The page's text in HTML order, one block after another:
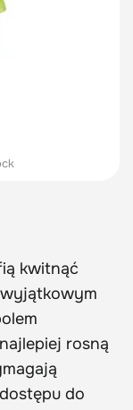
kwitnąć
rosną
do